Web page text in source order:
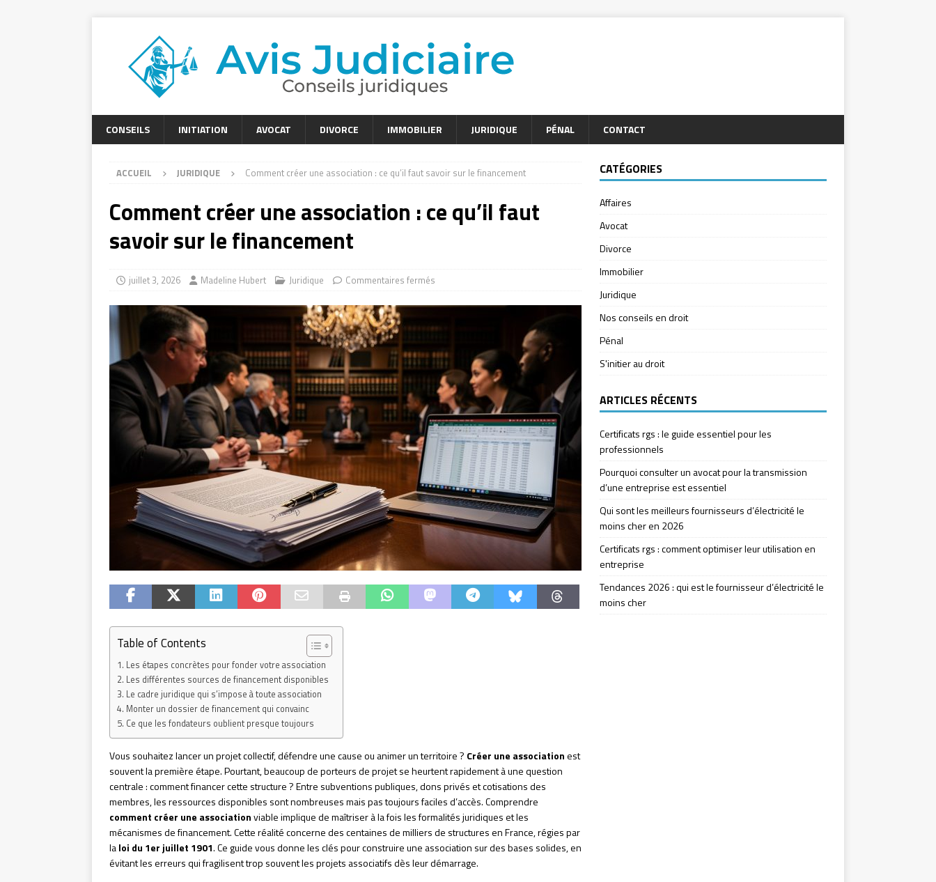
CONSEILS INITIATION AVOCAT DIVORCE IMMOBILIER JURIDIQUE PÉNAL CONTACT
ACCUEIL JURIDIQUE Comment créer une association : ce qu’il faut savoir sur le financement
Comment créer une association : ce qu’il faut
savoir sur le financement
juillet 3, 2026 Madeline Hubert Juridique Commentaires fermés
Table of Contents
Les étapes concrètes pour fonder votre association
Les différentes sources de financement disponibles
Le cadre juridique qui s’impose à toute association
Monter un dossier de financement qui convainc
Ce que les fondateurs oublient presque toujours
Vous souhaitez lancer un projet collectif, défendre une cause ou animer un territoire ? Créer une associationest
souvent la première étape. Pourtant, beaucoup de porteurs de projet se heurtent rapidement à une question
centrale : comment financer cette structure ? Entre subventions publiques, dons privés et cotisations des
membres, les ressources disponibles sont nombreuses mais pas toujours faciles d’accès. Comprendre
comment créer une associationviable implique de maîtriser à la fois les formalités juridiques et les
mécanismes de financement. Cette réalité concerne des centaines de milliers de structures en France, régies par
laloi du 1er juillet 1901. Ce guide vous donne les clés pour construire une association sur des bases solides, en
évitant les erreurs qui fragilisent trop souvent les projets associatifs dès leur démarrage.
CATÉGORIES
Affaires
Avocat
Divorce
Immobilier
Juridique
Nos conseils en droit
Pénal
S'initier au droit
ARTICLES RÉCENTS
Certificats rgs : le guide essentiel pour les
professionnels
Pourquoi consulter un avocat pour la transmission
d’une entreprise est essentiel
Qui sont les meilleurs fournisseurs d’électricité le
moins cher en 2026
Certificats rgs : comment optimiser leur utilisation en
entreprise
Tendances 2026 : qui est le fournisseur d’électricité le
moins cher